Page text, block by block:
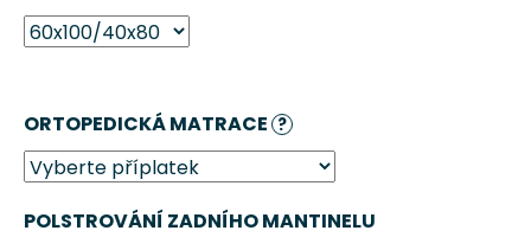
ORTOPEDICKÁ MATRACE ?
POLSTROVÁNÍ ZADNÍHO MANTINELU
r
u
j
e
m
e